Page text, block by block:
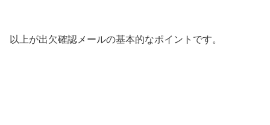
以上が出欠確認メールの基本的なポイントです。